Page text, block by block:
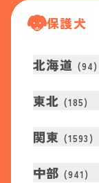
保護犬
北海道 (94)
東北 (185)
関東 (1593 )
中部 (941 )